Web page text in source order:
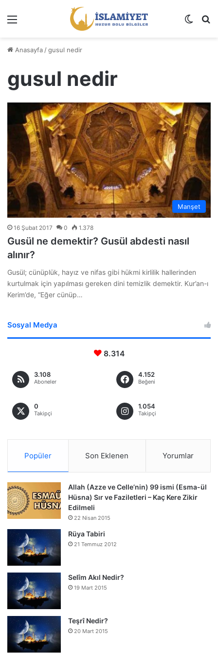
Dış
Anasayfa /gusul nedir
gusul nedir
Manşet
16 Şubat 2017 0 1.378
Gusül ne demektir? Gusül abdesti nasıl
alınır?
Gusül; cünüplük, hayız ve nifas gibi hükmi kirlilik hallerinden
kurtulmak için yapılması gereken dini temizlik demektir. Kur’an-ı
Kerim’de, “Eğer cünüp…
Sosyal Medya
8.314
3.108
Aboneler
4.152
Beğeni
0
Takipçi
1.054
Takipçi
Popüler Son Eklenen Yorumlar
Allah (Azze ve Celle’nin) 99 ismi (Esma-ül
Hüsna) Sır ve Faziletleri – Kaç Kere Zikir
Edilmeli
22 Nisan 2015
Rüya Tabiri
21 Temmuz 2012
Selîm Akıl Nedir?
19 Mart 2015
Teşrî Nedir?
20 Mart 2015